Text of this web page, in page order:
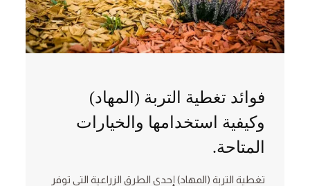
فوائد تغطية التربة (المهاد)
وكيفية استخدامها والخيارات
المتاحة.
تغطية التربة (المهاد) إحدى الطرق الزراعية التي توفر